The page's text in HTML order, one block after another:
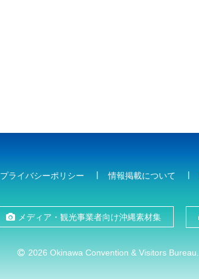
プライバシーポリシー 情報掲載について
メディア・観光事業者向け沖縄素材集
2026 Okinawa Convention & Visitors Bureau.